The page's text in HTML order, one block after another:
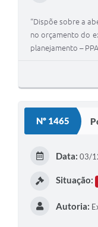
“Dispõe sobre a
no orçamento do
planejamento –
Nº 1465
Data: 03/
Situação:
Autoria: